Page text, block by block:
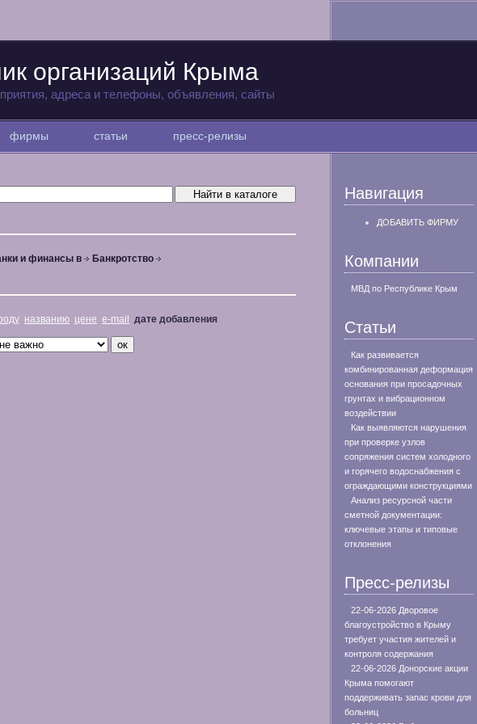
организаций Крыма
адреса и телефоны, объявления, сайты
фирмы статьи пресс-релизы
и финансы в Банкротство
названию цене e-mail дате добавления
Навигация
ДОБАВИТЬ ФИРМУ
Компании
МВД по Республике Крым
Статьи
Как развивается
комбинированная деформация
основания при просадочных
грунтах и вибрационном
воздействии
Как выявляются нарушения
при проверке узлов
сопряжения систем холодного
и горячего водоснабжения с
ограждающими конструкциями
Анализ ресурсной части
сметной документации:
ключевые этапы и типовые
отклонения
Пресс-релизы
22-06-2026 Дворовое
благоустройство в Крыму
требует участия жителей и
контроля содержания
22-06-2026 Донорские акции
Крыма помогают
поддерживать запас крови для
больниц